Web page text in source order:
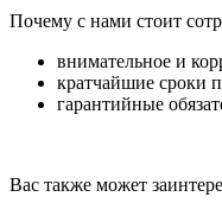
Почему с нами стоит
внимательное и
кратчайшие сроки
гарантийные
Вас также может